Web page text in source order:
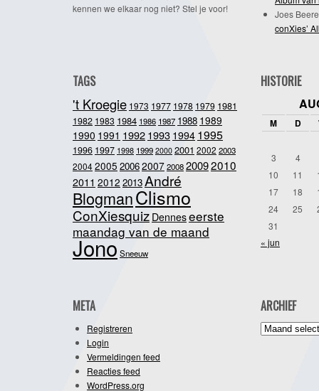
kennen we elkaar nog niet? Stel je voor!
Joes
conXies’
TAGS
't Kroegie 1973 1977 1978 1979 1981
1982 1983 1984 1986 1987 1988 1989
1990 1991 19921993 1994 1995
1996 1997 1998 1999 2000 2001 2002 2003
20042005 20062007200820092010
2011 2012 2013André
BlogmanClismo
ConXiesquiz Denneseerste
maandag van de maand
JonoSneeuw
HISTORIE
M D
3
4
10
11
17
18
24
25
31
« jun
META
Registreren
Login
Vermeldingen feed
Reacties feed
WordPress.org
ARCHIEF
Archief